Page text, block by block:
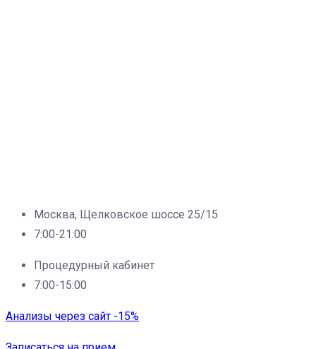
Москва, Щелковское шоссе 25/15
7:00-21:00
Процедурный кабинет
7:00-15:00
Анализы через сайт -15%